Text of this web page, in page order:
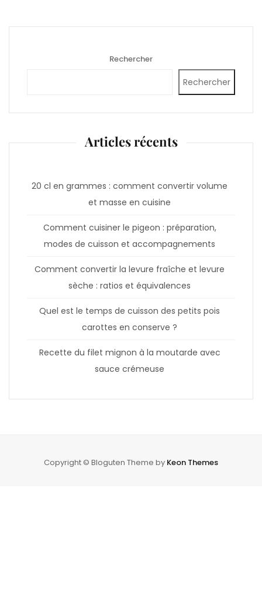
Rechercher
Rechercher
Articles récents
20 cl en grammes : comment convertir volume
et masse en cuisine
Comment cuisiner le pigeon : préparation,
modes de cuisson et accompagnements
Comment convertir la levure fraîche et levure
sèche : ratios et équivalences
Quel est le temps de cuisson des petits pois
carottes en conserve ?
Recette du filet mignon à la moutarde avec
sauce crémeuse
Copyright © Bloguten Theme by Keon Themes